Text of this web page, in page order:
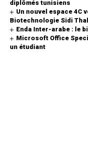
diplômés tunisiens
Un nouvel espace 4C
Biotechnologie Sidi
Enda Inter-arabe : le
Microsoft Office
un étudiant